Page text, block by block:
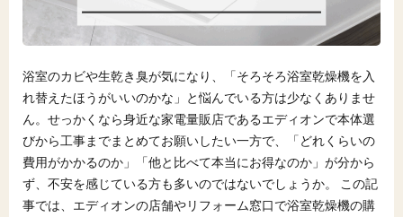
浴室のカビや生乾き臭が気になり、「そろそろ浴室乾燥機を入
れ替えたほうがいいのかな」と悩んでいる方は少なくありませ
ん。せっかくなら身近な家電量販店であるエディオンで本体選
びから工事までまとめてお願いしたい一方で、「どれくらいの
費用がかかるのか」「他と比べて本当にお得なのか」が分から
ず、不安を感じている方も多いのではないでしょうか。 この記
事では、エディオンの店舗やリフォーム窓口で浴室乾燥機の購